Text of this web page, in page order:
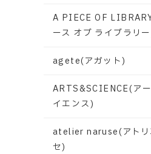
A PIECE OF
ース オブ ライブラリ
agete(アガット)
ARTS&SCIENCE(ア
イエンス)
atelier naruse(アトリ
セ)